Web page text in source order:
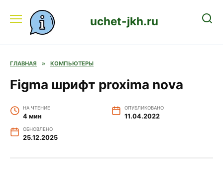
содержанию
uchet-jkh.ru
ГЛАВНАЯ » КОМПЬЮТЕРЫ
Figma шрифт proxima nova
НА ЧТЕНИЕ
4 мин
ОПУБЛИКОВАНО
11.04.2022
ОБНОВЛЕНО
25.12.2025